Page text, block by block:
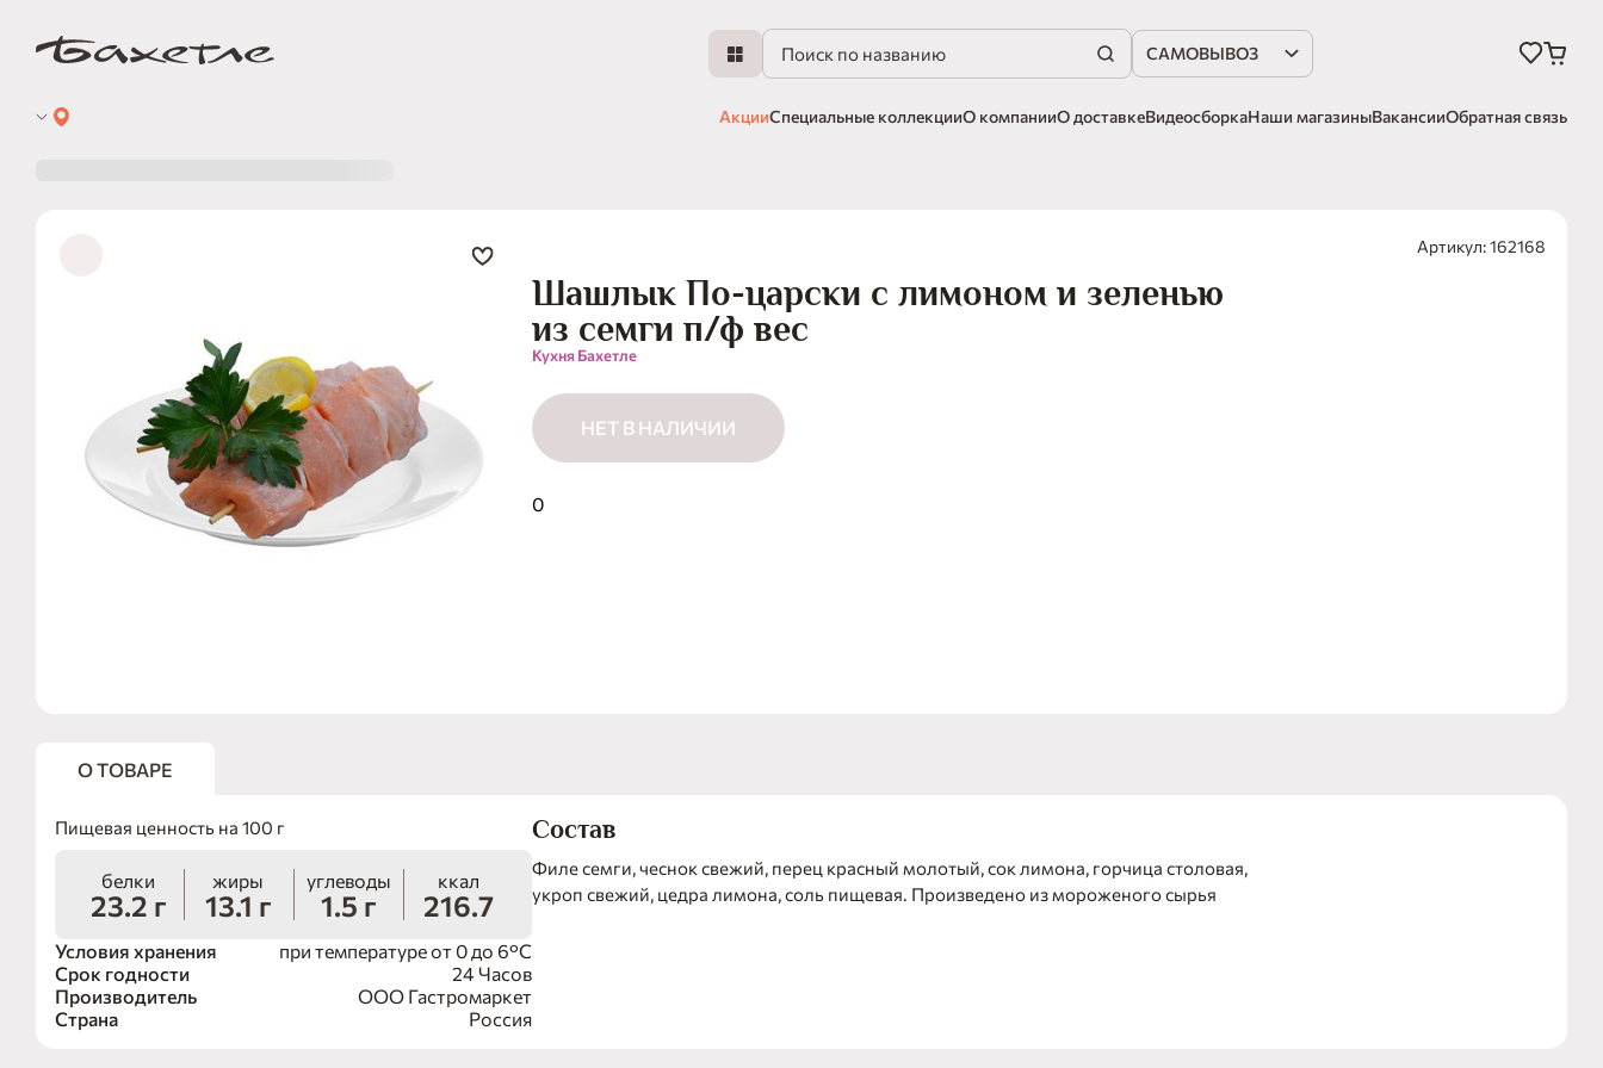
САМОВЫВОЗ
АкцииСпециальные коллекцииО компанииО доставкеВидеосборкаНаши магазиныВакансииОбратная связь
Шашлык По-царски с лимоном и зеленью
из семги п/ф вес
Кухня Бахетле
НЕТ В НАЛИЧИИ
0
Артикул: 162168
О ТОВАРЕ
Пищевая ценность на 100 г
белки
23.2 г
жиры
13.1 г
углеводы
1.5 г
ккал
216.7
Условия хранения
при температуре от 0 до 6°С
Срок годности
24 Часов
Производитель
ООО Гастромаркет
Страна
Россия
Состав
Филе семги, чеснок свежий, перец красный молотый, сок лимона, горчица столовая,
укроп свежий, цедра лимона, соль пищевая. Произведено из мороженого сырья